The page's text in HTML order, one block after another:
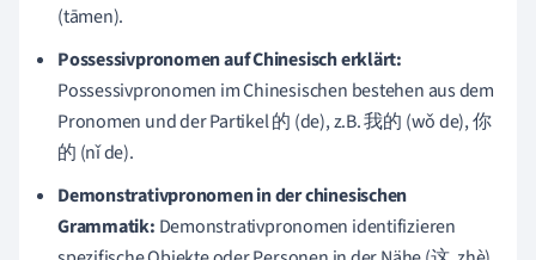
(tāmen).
Possessivpronomen auf Chinesisch erklärt:
Possessivpronomen im Chinesischen bestehen aus dem
Pronomen und der Partikel 的 (de), z.B. 我的 (wǒ de), 你
的 (nǐ de).
Demonstrativpronomen in der chinesischen
Grammatik: Demonstrativpronomen identifizieren